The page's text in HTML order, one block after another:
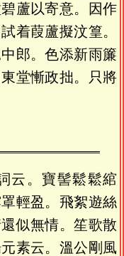
蘆以寄意。因作
着葭蘆擬汶篁。
郎。色添新雨簾
堂慚政拙。只將
云。寶髻鬆鬆綰
輕盈。飛絮遊絲
似無情。笙歌散
素云。溫公剛風